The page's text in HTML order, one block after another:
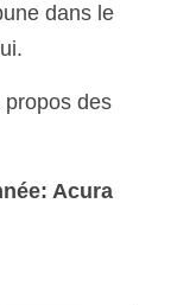
dans le
propos des
Acura